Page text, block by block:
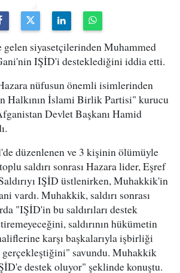
gelen siyasetçilerinden Muhammed
IŞİD'i desteklediğini iddia etti.
nüfusun önemli isimlerinden
Halkının İslami Birlik Partisi" kurucu
Devlet Başkanı Hamid
düzenlenen ve 3 kişinin ölümüyle
saldırı sonrası Hazara lider, Eşref
IŞİD üstlenirken, Muhakkik'in
vardı. Muhakkik, saldırı sonrası
"IŞİD'in bu saldırıları destek
saldırının hükümetin
karşı başkalarıyla işbirliği
gerçekleştiğini" savundu. Muhakkik
destek oluyor" şeklinde konuştu.